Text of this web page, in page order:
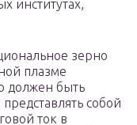
институтах,
зерно
плазме
должен быть
собой
ток в